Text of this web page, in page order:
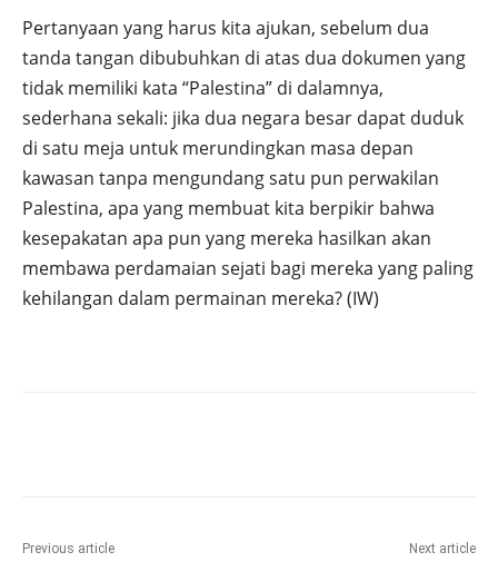
Pertanyaan yang harus kita ajukan, sebelum dua
tanda tangan dibubuhkan di atas dua dokumen yang
tidak memiliki kata “Palestina” di dalamnya,
sederhana sekali: jika dua negara besar dapat duduk
di satu meja untuk merundingkan masa depan
kawasan tanpa mengundang satu pun perwakilan
Palestina, apa yang membuat kita berpikir bahwa
kesepakatan apa pun yang mereka hasilkan akan
membawa perdamaian sejati bagi mereka yang paling
kehilangan dalam permainan mereka? (IW)
Previous article Next article